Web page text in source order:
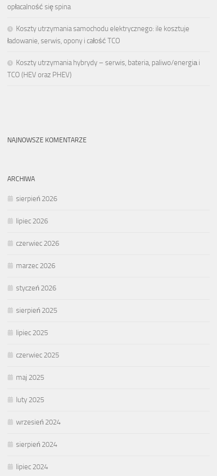
opłacalność się spina
Koszty utrzymania samochodu elektrycznego: ile kosztuje
ładowanie, serwis, opony i całość TCO
Koszty utrzymania hybrydy – serwis, bateria, paliwo/energiа i
TCO (HEV oraz PHEV)
NAJNOWSZE KOMENTARZE
ARCHIWA
sierpień 2026
lipiec 2026
czerwiec 2026
marzec 2026
styczeń 2026
sierpień 2025
lipiec 2025
czerwiec 2025
maj 2025
luty 2025
wrzesień 2024
sierpień 2024
lipiec 2024